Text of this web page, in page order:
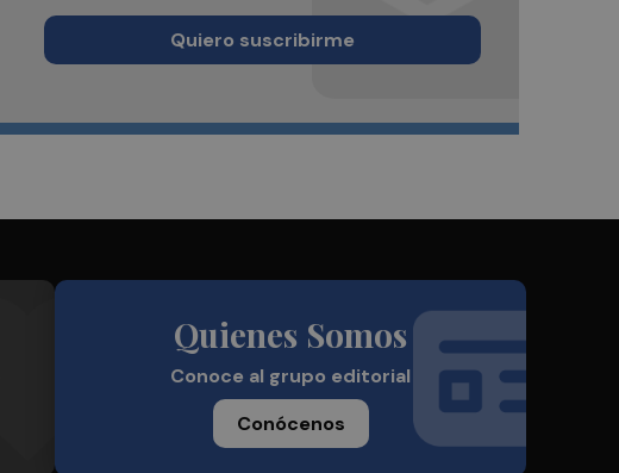
Quiero suscribirme
Quienes Somos
Conoce al grupo editorial
Conócenos